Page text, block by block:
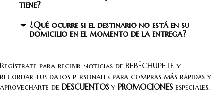
tiene?
¿Qué ocurre si el destinario no está en su
domicilio en el momento de la entrega?
Regístrate para recibir noticias de BEBÉCHUPETE y
recordar tus datos personales para compras más rápidas y
aprovecharte de DESCUENTOSy PROMOCIONESespeciales.